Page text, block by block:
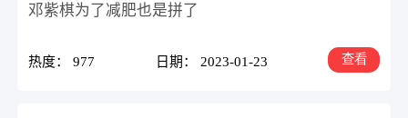
邓紫棋为了减肥也是拼了
热度： 977 日期： 2023-01-23 查看